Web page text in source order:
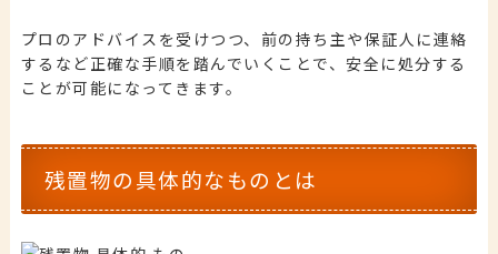
プロのアドバイスを受けつつ、前の持ち主や保証人に連絡
するなど正確な手順を踏んでいくことで、安全に処分する
ことが可能になってきます。
残置物の具体的なものとは